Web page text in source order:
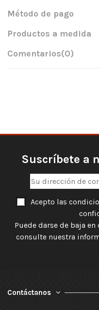
Método de pago
Productos a medida
Comentarios(0)
Suscríbete a
Acepto las
Puede darse de baja
consulte nuestra
Contáctanos